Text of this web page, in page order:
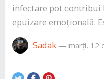
infectare pot contribui
epuizare emoțională.
Sadak— marți, 12